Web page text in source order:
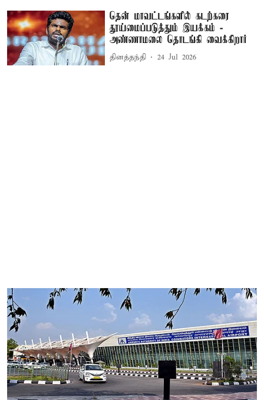
தென் மாவட்டங்களில் கடற்கரை
தூய்மைப்படுத்தும் இயக்கம் -
அண்ணாமலை தொடங்கி வைக்கிறார்
தினத்தந்தி 24 Jul 2026